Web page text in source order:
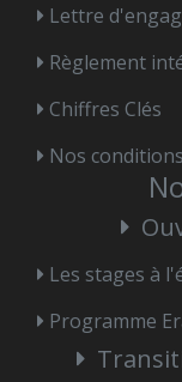
Lettre
Règlement
Chiffres Clés
Nos
Les stages à
Programme